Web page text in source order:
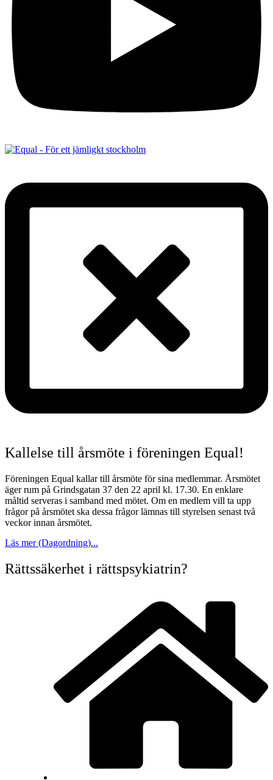
Kallelse till årsmöte i föreningen Equal!
Föreningen Equal kallar till årsmöte för sina medlemmar. Årsmötet
äger rum på Grindsgatan 37 den 22 april kl. 17.30. En enklare
måltid serveras i samband med mötet. Om en medlem vill ta upp
frågor på årsmötet ska dessa frågor lämnas till styrelsen senast två
veckor innan årsmötet.
Läs mer (Dagordning)...
Rättssäkerhet i rättspsykiatrin?